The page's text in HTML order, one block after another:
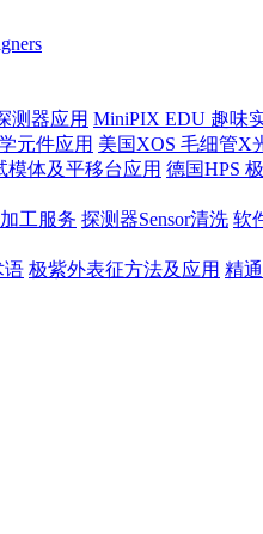
测器应用 MiniPIX EDU 趣味
元件应用 美国XOS 毛细管X
模体及平移台应用 德国HPS
工服务 探测器Sensor清洗 软
语 极紫外表征方法及应用 精